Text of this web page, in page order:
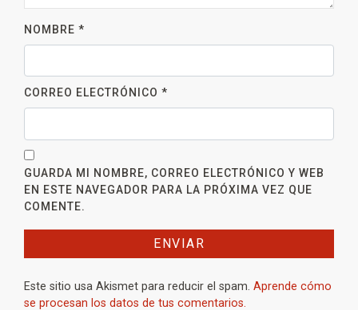
NOMBRE *
CORREO ELECTRÓNICO *
GUARDA MI NOMBRE, CORREO ELECTRÓNICO Y WEB
EN ESTE NAVEGADOR PARA LA PRÓXIMA VEZ QUE
COMENTE.
Este sitio usa Akismet para reducir el spam. Aprende cómo
se procesan los datos de tus comentarios.